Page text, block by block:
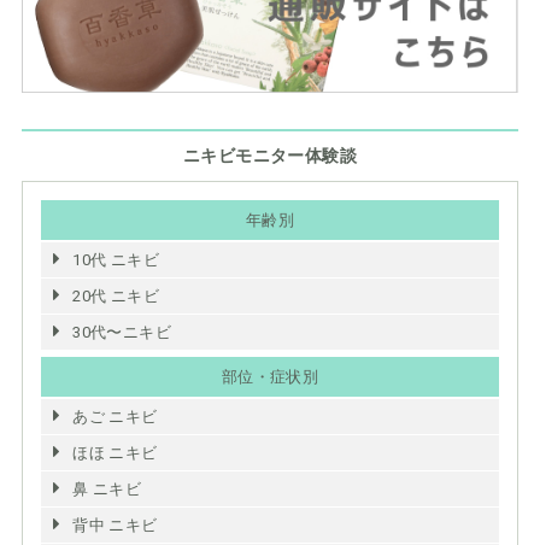
ニキビモニター体験談
年齢別
10代 ニキビ
20代 ニキビ
30代〜ニキビ
部位・症状別
あご ニキビ
ほほ ニキビ
鼻 ニキビ
背中 ニキビ